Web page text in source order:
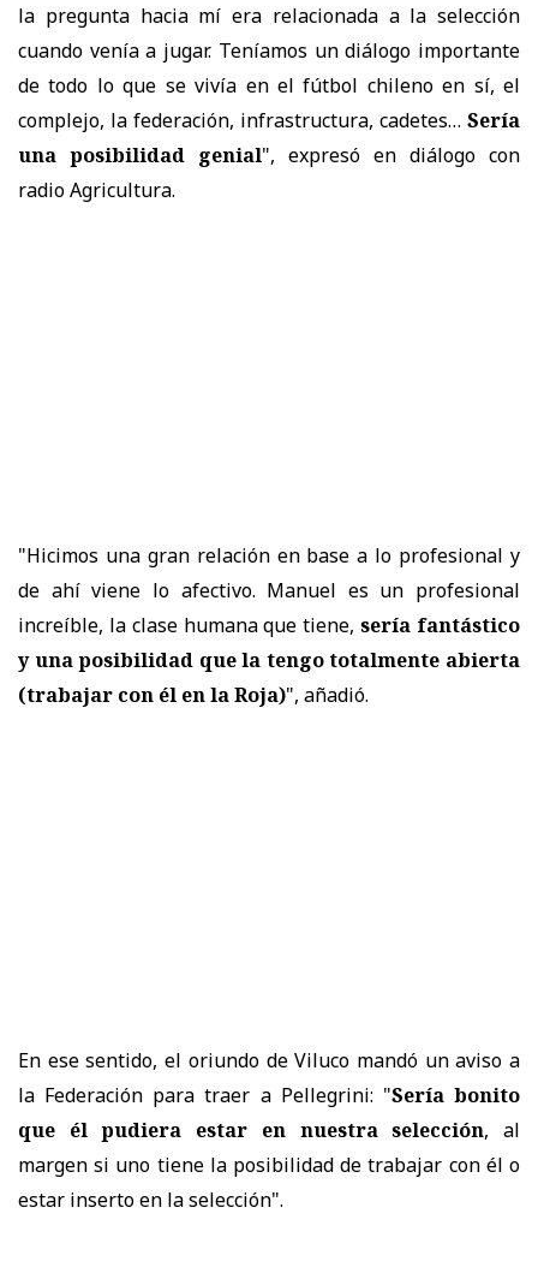
la pregunta hacia mí era relacionada a la selección
cuando venía a jugar. Teníamos un diálogo importante
de todo lo que se vivía en el fútbol chileno en sí, el
complejo, la federación, infrastructura, cadetes… Sería
una posibilidad genial", expresó en diálogo con
radio Agricultura.
"Hicimos una gran relación en base a lo profesional y
de ahí viene lo afectivo. Manuel es un profesional
increíble, la clase humana que tiene,sería fantástico
y una posibilidad que la tengo totalmente abierta
(trabajar con él en la Roja)", añadió.
En ese sentido, el oriundo de Viluco mandó un aviso a
la Federación para traer a Pellegrini: "Sería bonito
que él pudiera estar en nuestra selección, al
margen si uno tiene la posibilidad de trabajar con él o
estar inserto en la selección".